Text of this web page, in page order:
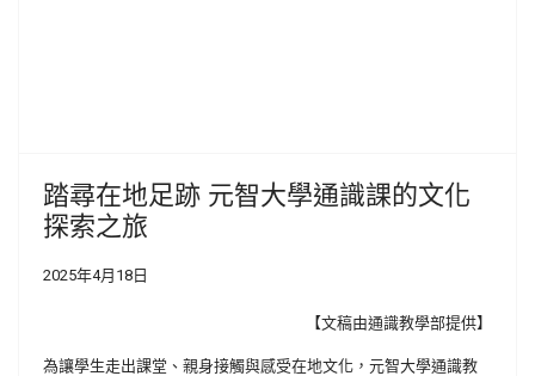
踏尋在地足跡 元智大學通識課的文化
探索之旅
2025年4月18日
【文稿由通識教學部提供】
為讓學生走出課堂、親身接觸與感受在地文化，元智大學通識教